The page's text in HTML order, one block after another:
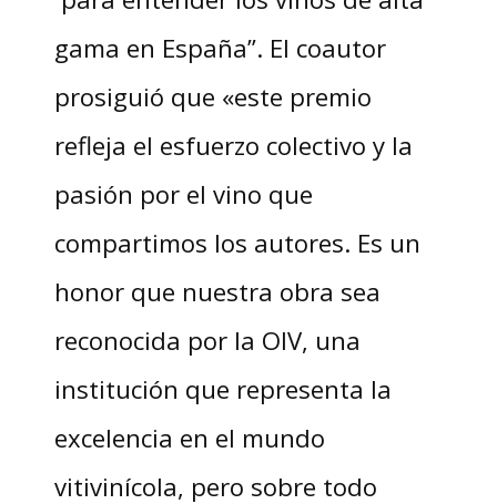
gama en España”. El coautor
prosiguió que «este premio
refleja el esfuerzo colectivo y la
pasión por el vino que
compartimos los autores. Es un
honor que nuestra obra sea
reconocida por la OIV, una
institución que representa la
excelencia en el mundo
vitivinícola, pero sobre todo